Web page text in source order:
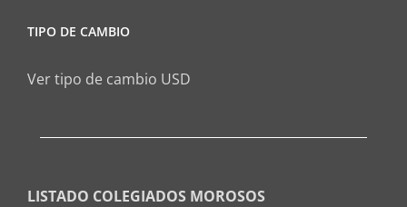
TIPO DE CAMBIO
Ver tipo de cambio USD
LISTADO COLEGIADOS MOROSOS